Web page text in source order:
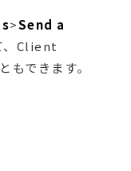
>Send a
、Client
できます。